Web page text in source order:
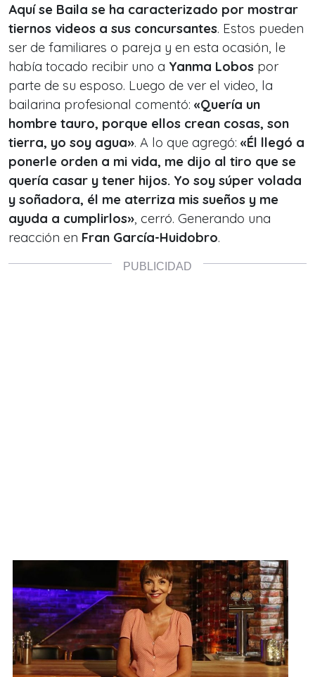
Aquí se Baila se ha caracterizado por mostrar
tiernos videos a sus concursantes. Estos pueden
ser de familiares o pareja y en esta ocasión, le
había tocado recibir uno a Yanma Lobos por
parte de su esposo. Luego de ver el video, la
bailarina profesional comentó: «Quería un
hombre tauro, porque ellos crean cosas, son
tierra, yo soy agua». A lo que agregó: «Él llegó a
ponerle orden a mi vida, me dijo al tiro que se
quería casar y tener hijos. Yo soy súper volada
y soñadora, él me aterriza mis sueños y me
ayuda a cumplirlos», cerró. Generando una
reacción en Fran García-Huidobro.